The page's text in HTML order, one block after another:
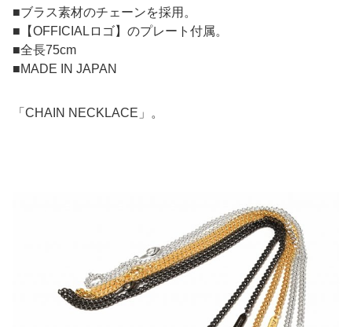
■ブラス素材のチェーンを採用。
■【OFFICIALロゴ】のプレート付属。
■全長75cm
■MADE IN JAPAN
「CHAIN NECKLACE」。